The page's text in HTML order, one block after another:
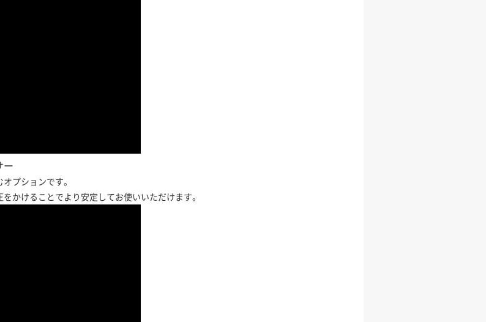
プションです。
かけることでより安定してお使いいただけます。